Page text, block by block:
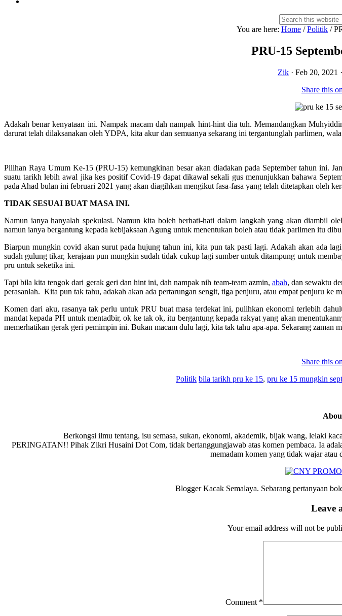
Search
this
You are here: Home / Politik /
PRU-15
Zik · Feb 20, 2021 ·
Share this
Adakah benar kenyataan ini. Nampak macam dah nampak hint-hint dia tuh. Memandangkan
darurat telah dilaksanakan oleh YDPA, kita akur dan semuanya sekarang ini tergantunglah parlimen,
Pilihan Raya Umum Ke-15 (PRU-15) kemungkinan besar akan diadakan pada September tahun ini.
suatu tarikh lebih awal jika kes positif Co­vid-19 dapat dikawal sekali gus menunjukkan bahawa
pada Ahad bulan ini februari 2021 yang akan diagihkan mengikut fasa-fasa yang telah ditetapkan oleh
TIDAK SESUAI BUAT MASA INI.
Namun ianya hanyalah spekulasi. Namun kita boleh berhati-hati dalam langkah yang akan diambil
namun ianya bergantung kepada kebijaksaan Agung untuk menentukan boleh atau tidak parlimen itu
Biarpun mungkin covid akan surut pada hujung tahun ini, kita pun tak pasti lagi. Adakah akan ada
sudah gulung tikar, kerajaan pun mungkin sudah tidak cukup lagi sumber untuk ditampung untuk
pru untuk seketika ini.
Tapi bila kita tengok dari gerak geri dan hint ini, dah nampak nih team-team azmin, abah, dan sewaktu
perasanlah. Kita pun tak tahu, adakah akan ada pertarungan sengit, tiga penjuru, atau empat penjuru ke
Komen dari aku, rasanya tak perlu untuk PRU buat masa terdekat ini, pulihkan ekonomi terlebih
mandat kepada PH untuk mentadbir, ok ke tak ok, itu bergantung kepada rakyat yang akan
memerhatikan gerak geri pemimpin ini. Bukan macam dulu lagi, kita tak tahu apa-apa. Sekarang zaman
Share this
Politik bila tarikh pru ke 15, pru ke 15 mungkin
Berkongsi ilmu tentang, isu semasa, sukan, ekonomi, akademik, bijak wang, lelaki
PERINGATAN!! Pihak Zikri Husaini Dot Com, tidak bertanggungjawab atas komen pembaca. Ia
memadam komen yang tidak wajar atau
Blogger Kacak Semalaya. Sebarang pertanyaan
Leave
Your email address will not be
Comment *